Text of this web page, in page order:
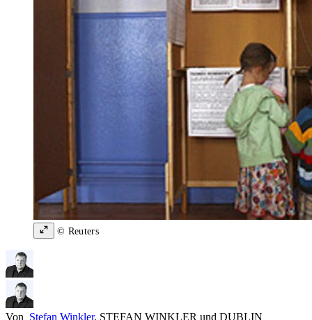
© Reuters
Von Stefan Winkler, STEFAN WINKLER und DUBLIN